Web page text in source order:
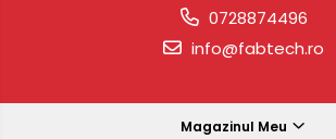
0728874496
info@fabtech.ro
Magazinul Meu